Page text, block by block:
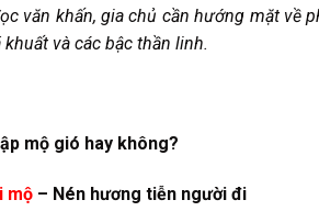
văn khấn, gia chủ cần hướng mặt về
và các bậc thần linh.
mộ gió hay không?
mộ – Nén hương tiễn người đi